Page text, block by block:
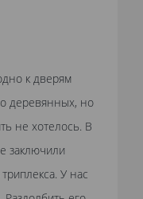
к дверям
деревянных, но
не хотелось. В
заключили
У нас